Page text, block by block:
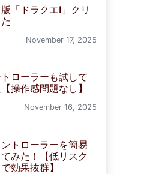
「ドラクエI」クリ
November 17, 2025
ローラーも試して
操作感問題なし】
November 16, 2025
トローラーを簡易
みた！【低リスク
効果抜群】